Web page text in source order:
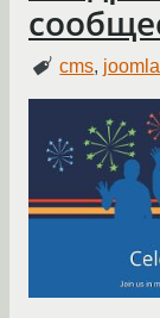
cms, joomla